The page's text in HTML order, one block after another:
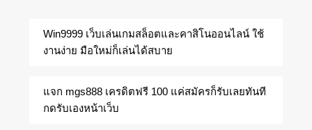
Win9999 เว็บเล่นเกมสล็อตและคาสิโนออนไลน์ ใช้
งานง่าย มือใหม่ก็เล่นได้สบาย
แจก mgs888 เครดิตฟรี 100 แค่สมัครก็รับเลยทันที
กดรับเองหน้าเว็บ